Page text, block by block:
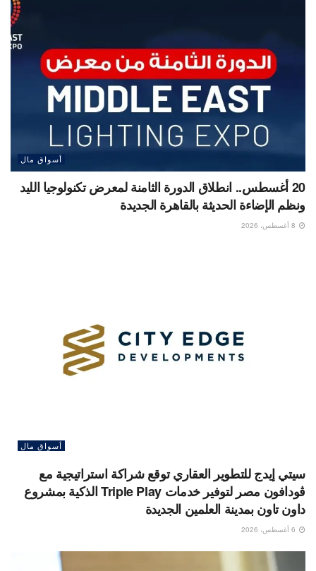
أسواق مال
20 أغسطس.. انطلاق الدورة الثامنة لمعرض تكنولوجيا الليد
ونظم الإضاءة الحديثة بالقاهرة الجديدة
أسواق مال
سيتي إيدج للتطوير العقاري توقع شراكة استراتيجية مع
ڤودافون مصر لتوفير خدمات Triple Play الذكية بمشروع
داون تاون بمدينة العلمين الجديدة